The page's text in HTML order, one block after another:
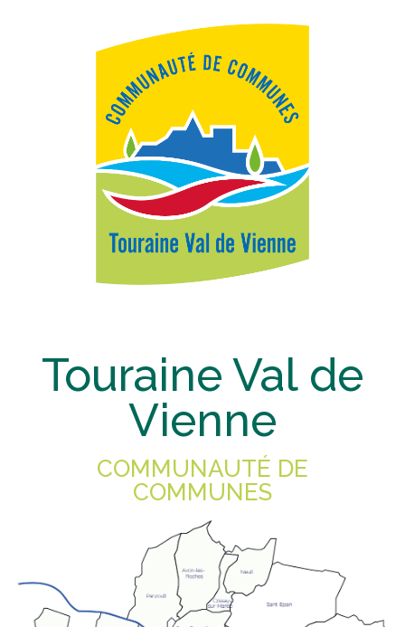
Touraine Val de
Vienne
COMMUNAUTÉ DE
COMMUNES